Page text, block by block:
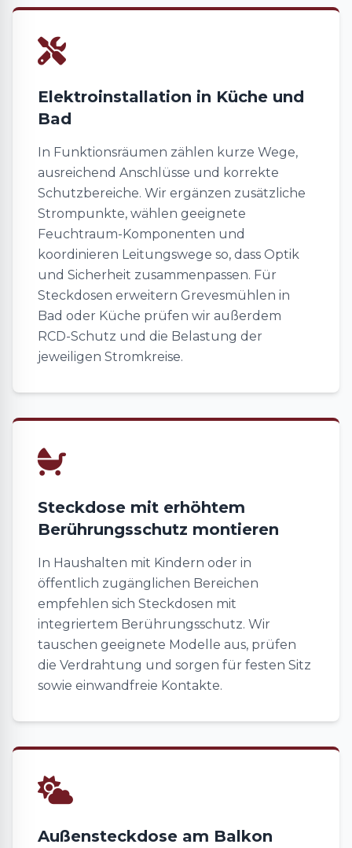
Elektroinstallation in Küche und
Bad
In Funktionsräumen zählen kurze Wege,
ausreichend Anschlüsse und korrekte
Schutzbereiche. Wir ergänzen zusätzliche
Strompunkte, wählen geeignete
Feuchtraum-Komponenten und
koordinieren Leitungswege so, dass Optik
und Sicherheit zusammenpassen. Für
Steckdosen erweitern Grevesmühlen in
Bad oder Küche prüfen wir außerdem
RCD-Schutz und die Belastung der
jeweiligen Stromkreise.
Steckdose mit erhöhtem
Berührungsschutz montieren
In Haushalten mit Kindern oder in
öffentlich zugänglichen Bereichen
empfehlen sich Steckdosen mit
integriertem Berührungsschutz. Wir
tauschen geeignete Modelle aus, prüfen
die Verdrahtung und sorgen für festen Sitz
sowie einwandfreie Kontakte.
Außensteckdose am Balkon